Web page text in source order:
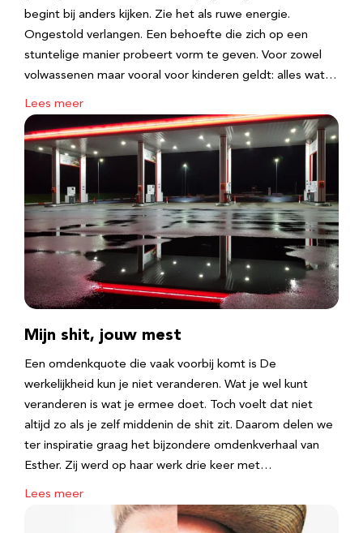
begint bij anders kijken. Zie het als ruwe energie.
Ongestold verlangen. Een behoefte die zich op een
stuntelige manier probeert vorm te geven. Voor zowel
volwassenen maar vooral voor kinderen geldt: alles wat…
Lees meer
Mijn shit, jouw mest
Een omdenkquote die vaak voorbij komt is De
werkelijkheid kun je niet veranderen. Wat je wel kunt
veranderen is wat je ermee doet. Toch voelt dat niet
altijd zo als je zelf middenin de shit zit. Daarom delen we
ter inspiratie graag het bijzondere omdenkverhaal van
Esther. Zij werd op haar werk drie keer met…
Lees meer